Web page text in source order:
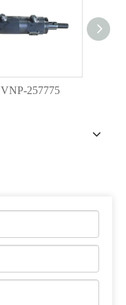
VNP-257775